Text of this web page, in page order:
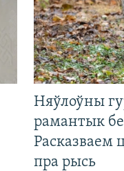
Няўлоўны
рамантык
Расказваем
пра рысь